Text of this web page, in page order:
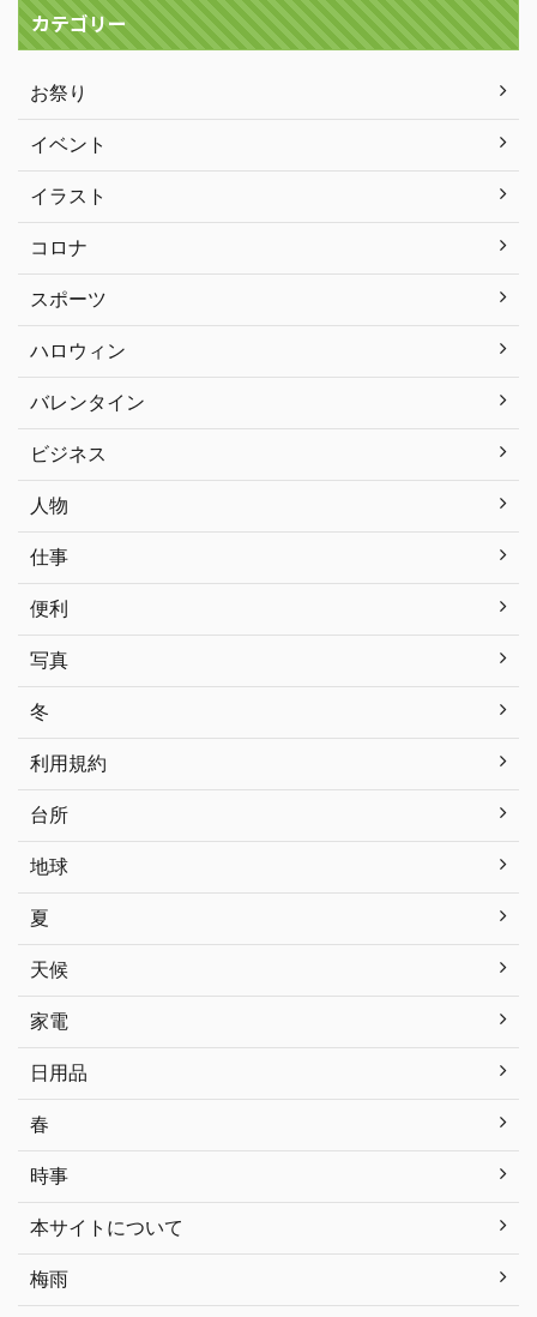
カテゴリー
お祭り
イベント
イラスト
コロナ
スポーツ
ハロウィン
バレンタイン
ビジネス
人物
仕事
便利
写真
冬
利用規約
台所
地球
夏
天候
家電
日用品
春
時事
本サイトについて
梅雨